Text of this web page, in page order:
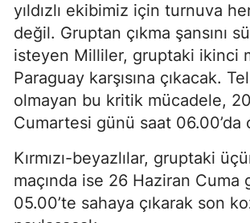
yıldızlı ekibimiz için turnuva
değil. Gruptan çıkma şansını
isteyen Milliler, gruptaki ikinci
Paraguay karşısına çıkacak.
olmayan bu kritik mücadele,
Cumartesi günü saat 06.00’da
Kırmızı-beyazlılar, gruptaki
maçında ise 26 Haziran Cuma
05.00’te sahaya çıkarak son